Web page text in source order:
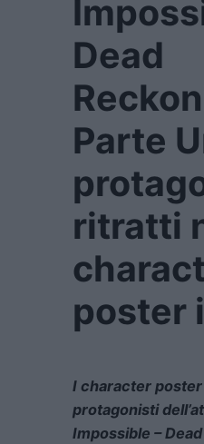
Dead
Parte
ritratti
poster
I character
protagonisti
Impossible –